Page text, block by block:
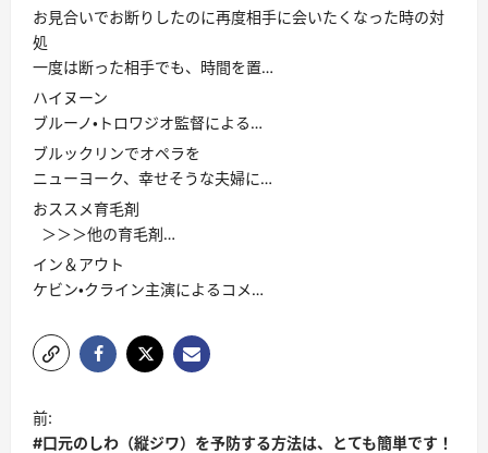
お見合いでお断りしたのに再度相手に会いたくなった時の対
処
一度は断った相手でも、時間を置…
ハイヌーン
ブルーノ・トロワジオ監督による…
ブルックリンでオペラを
ニューヨーク、幸せそうな夫婦に…
おススメ育毛剤
＞＞＞他の育毛剤…
イン＆アウト
ケビン・クライン主演によるコメ…
投
稿
前:
#口元のしわ（縦ジワ）を予防する方法は、とても簡単です！